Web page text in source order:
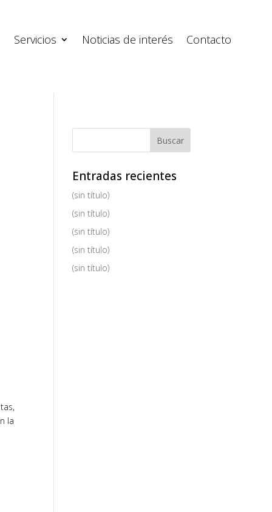
Servicios Noticias de interés Contacto
la
Entradas recientes
(sin título)
(sin título)
(sin título)
(sin título)
(sin título)